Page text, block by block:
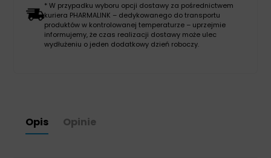
* W przypadku wyboru opcji dostawy za pośrednictwem
kuriera PHARMALINK – dedykowanego do transportu
produktów w kontrolowanej temperaturze – uprzejmie
informujemy, że czas realizacji dostawy może ulec
wydłużeniu o jeden dodatkowy dzień roboczy.
Opis Opinie